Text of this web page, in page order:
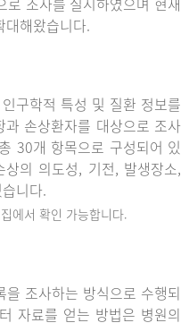
해왔습니다.
구학적 특성 및 질환 정보를
손상환자를 대상으로 조사
30개 항목으로 구성되어 있
의 의도성, 기전, 발생장소,
니다.
에서 확인 가능합니다.
조사하는 방식으로 수행되
자료를 얻는 방법은 병원의